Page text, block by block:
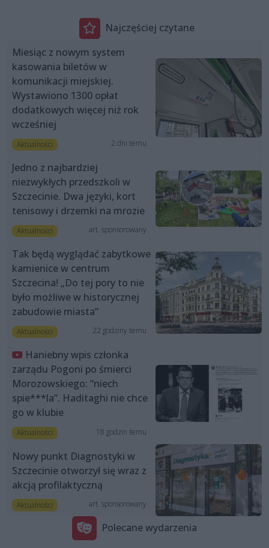
Najczęściej czytane
Miesiąc z nowym system
kasowania biletów w
komunikacji miejskiej.
Wystawiono 1300 opłat
dodatkowych więcej niż rok
wcześniej
Aktualności 2 dni temu
Jedno z najbardziej
niezwykłych przedszkoli w
Szczecinie. Dwa języki, kort
tenisowy i drzemki na mrozie
Aktualności art. sponsorowany
Tak będą wyglądać zabytkowe
kamienice w centrum
Szczecina! „Do tej pory to nie
było możliwe w historycznej
zabudowie miasta”
Aktualności 22 godziny temu
Haniebny wpis członka
zarządu Pogoni po śmierci
Morozowskiego: “niech
spie***la”. Haditaghi nie chce
go w klubie
Aktualności 18 godzin temu
Nowy punkt Diagnostyki w
Szczecinie otworzył się wraz z
akcją profilaktyczną
Aktualności art. sponsorowany
Polecane wydarzenia